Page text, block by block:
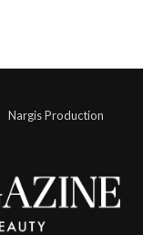
Nargis Production